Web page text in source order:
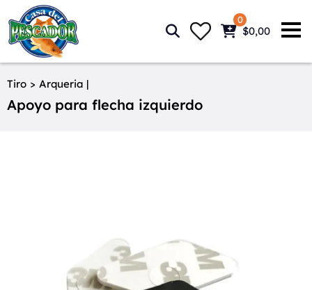
0
$0,00
Tiro > Arqueria |
Apoyo para flecha izquierdo